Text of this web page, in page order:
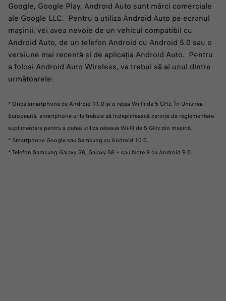
Google, Google Play, Android Auto sunt mărci comerciale
ale Google LLC. Pentru a utiliza Android Auto pe ecranul
mașinii, vei avea nevoie de un vehicul compatibil cu
Android Auto, de un telefon Android cu Android 5.0 sau o
versiune mai recentă și de aplicația Android Auto. Pentru
a folosi Android Auto Wireless, va trebui să ai unul dintre
următoarele:
* Orice smartphone cu Android 11.0 și o rețea Wi-Fi de 5 GHz. În Uniunea
Europeană, smartphone-urile trebuie să îndeplinească cerințe de reglementare
suplimentare pentru a putea utiliza rețeaua Wi-Fi de 5 GHz din mașină.
* Smartphone Google sau Samsung cu Android 10.0.
* Telefon Samsung Galaxy S8, Galaxy S8 + sau Note 8 cu Android 9.0.